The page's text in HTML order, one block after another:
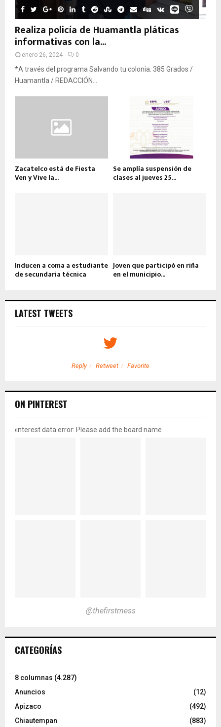
Realiza policía de Huamantla pláticas
informativas con la...
enero 26, 2024 0
*A través del programa Salvando tu colonia. 385 Grados /
Huamantla / REDACCIÓN...
Zacatelco está de Fiesta
Ven y Vive la...
Se amplía suspensión de
clases al jueves 25...
Inducen a coma a estudiante
de secundaria técnica
Joven que participó en riña
en el municipio...
LATEST TWEETS
Reply Retweet Favorite
ON PINTEREST
pinterest data error: Please add the board name
@thefirstmess
CATEGORÍAS
8 columnas (4.287)
Anuncios
(12)
Apizaco
(492)
Chiautempan
(883)